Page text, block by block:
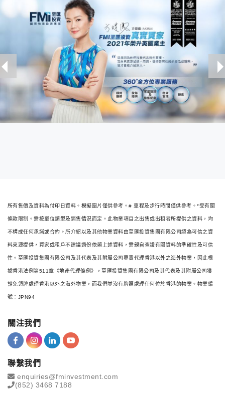
所有售價及資料為付印日資料。模擬圖片僅供參考。# 車程及步行時間僅供參考。*受有關
條款限制。需按單位類型及銷售情況而定。此物業項目之出售或出租者所提供之資料，均
不構成任何承諾或合約。所介紹以及其他物業資料由至匯投資集團有限公司認為可信之資
料來源提供，買家或租戶不建議過份依賴上述資料，需親自查證有關資料的準確性及可信
性。至匯投資集團有限公司及其代表及其附屬公司專責代理香港以外之海外物業，因此根
據香港法例第511章《地產代理條例》，至匯投資集團有限公司及其代表及其附屬公司獲
豁免領牌處理香港以外之海外物業，而我們並沒有牌照處理任何位於香港的物業。物業編
號：JPN94
關注我們
聯繫我們
enquiries@fminvestment.com
(852) 3468 7188